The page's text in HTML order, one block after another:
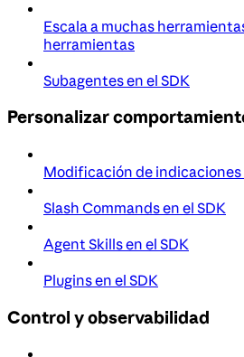
Escala a muchas
herramientas
Subagentes en el SDK
Personalizar
Modificación de indicaciones
Slash Commands en el SDK
Agent Skills en el SDK
Plugins en el SDK
Control y observabilidad